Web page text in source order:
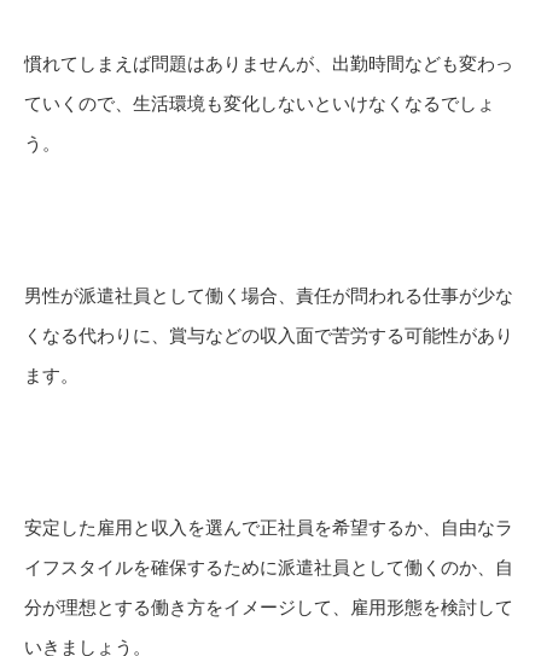
慣れてしまえば問題はありませんが、出勤時間なども変わっ
ていくので、生活環境も変化しないといけなくなるでしょ
う。
男性が派遣社員として働く場合、責任が問われる仕事が少な
くなる代わりに、賞与などの収入面で苦労する可能性があり
ます。
安定した雇用と収入を選んで正社員を希望するか、自由なラ
イフスタイルを確保するために派遣社員として働くのか、自
分が理想とする働き方をイメージして、雇用形態を検討して
いきましょう。